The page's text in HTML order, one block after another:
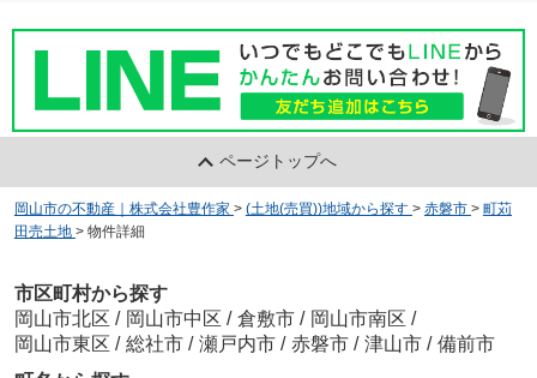
ページトップへ
岡山市の不動産｜株式会社豊作家 > (土地(売買))地域から探す > 赤磐市 > 町苅
田売土地 > 物件詳細
市区町村から探す
岡山市北区 / 岡山市中区 / 倉敷市 / 岡山市南区 /
岡山市東区 / 総社市 / 瀬戸内市 / 赤磐市 / 津山市 / 備前市